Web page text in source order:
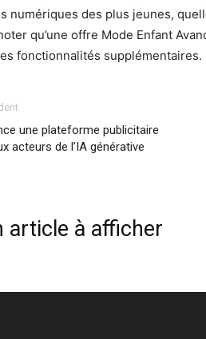
numériques des plus jeunes,
qu’une offre Mode Enfant
fonctionnalités supplémentaires.
une plateforme publicitaire
acteurs de l’IA générative
article à afficher